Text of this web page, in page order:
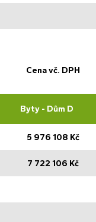
Cena vč. DPH
Byty - Dům D
5 976 108 Kč
7 722 106 Kč